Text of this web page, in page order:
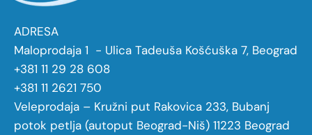
ADRESA
Maloprodaja 1 - Ulica Tadeuša Košćuška 7, Beograd
+381 11 29 28 608
+381 11 2621 750
Veleprodaja – Kružni put Rakovica 233, Bubanj
potok petlja (autoput Beograd-Niš) 11223 Beograd